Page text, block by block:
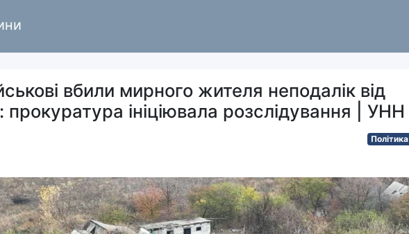
вбили мирного жителя неподалік від
прокуратура ініціювала розслідування | УНН
Політика